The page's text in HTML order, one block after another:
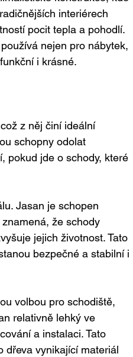
interiérech
pocit tepla a pohodlí.
nejen pro nábytek,
i krásné.
z něj činí ideální
schopny odolat
pokud jde o schody, které
Jasan je schopen
že schody
jejich životnost. Tato
bezpečné a stabilní i
volbou pro schodiště,
relativně lehký ve
a instalaci. Tato
dřeva vynikající materiál